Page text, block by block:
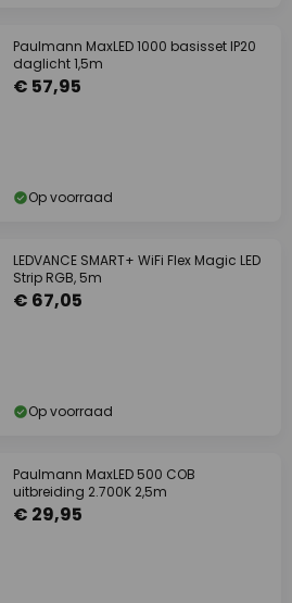
Paulmann MaxLED 1000 basisset IP20
daglicht 1,5m
€ 57,95
Op voorraad
LEDVANCE SMART+ WiFi Flex Magic LED
Strip RGB, 5m
€ 67,05
Op voorraad
Paulmann MaxLED 500 COB
uitbreiding 2.700K 2,5m
€ 29,95